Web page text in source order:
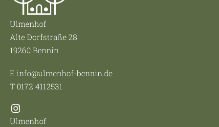
Ulmenhof
Alte Dorfstraße 28
19260 Bennin
E info@ulmenhof-bennin.de
T 0172 4112531
Instagram
Ulmenhof